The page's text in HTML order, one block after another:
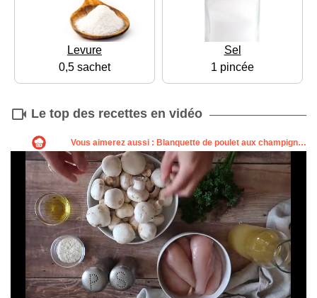
Levure
0,5 sachet
Sel
1 pincée
Le top des recettes en vidéo